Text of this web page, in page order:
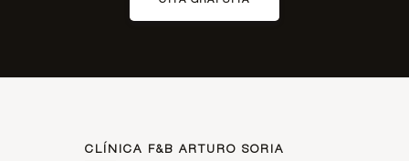
CLÍNICA F&B ARTURO SORIA